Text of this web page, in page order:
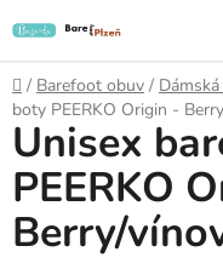
na
obsah
Domů
/ Barefoot obuv /
boty PEERKO Origin -
Unisex
PEERKO
Berry/